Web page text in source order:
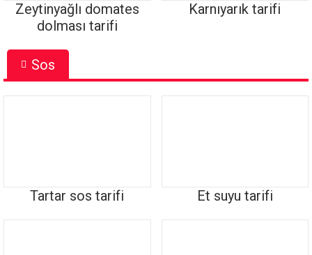
Zeytinyağlı domates
dolması tarifi
Karnıyarık tarifi
Sos
Tartar sos tarifi Et suyu tarifi